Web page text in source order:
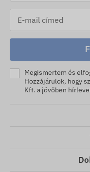
Megismertem és
Hozzájárulok, hogy
Kft. a jövőben